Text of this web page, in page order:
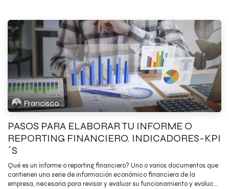
Francisco
PASOS PARA ELABORAR TU INFORME O
REPORTING FINANCIERO. INDICADORES-KPI
´S
Qué es un informe o reporting financiero? Uno o varios documentos que
contienen una serie de información económico financiera de la
empresa, necesaria para revisar y evaluar su funcionamiento y evoluc...